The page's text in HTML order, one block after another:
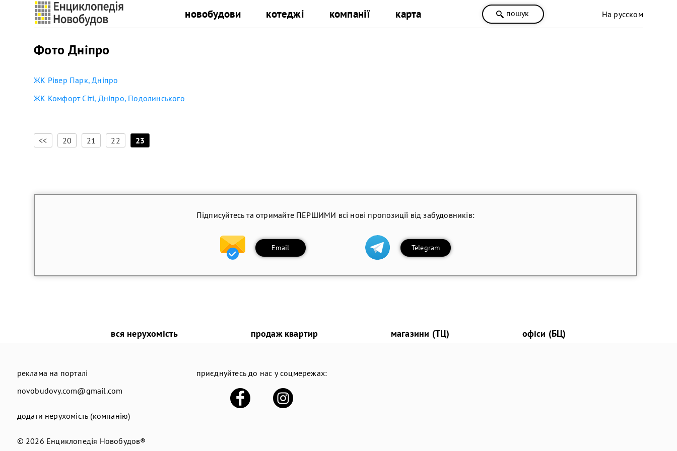
новобудови котеджі компанії карта пошук На русском
Фото Дніпро
ЖК Рівер Парк, Дніпро
ЖК Комфорт Сіті, Дніпро, Подолинського
<< 20 21 22 23
Підписуйтесь та отримайте ПЕРШИМИ всі нові пропозиції від забудовників:
Email Telegram
вся нерухомість продаж квартир магазини (ТЦ) офіси (БЦ)
реклама на порталі
novobudovy.com@gmail.com
додати нерухомість (компанію)
© 2026 Енциклопедія Новобудов®
приєднуйтесь до нас у соцмережах: